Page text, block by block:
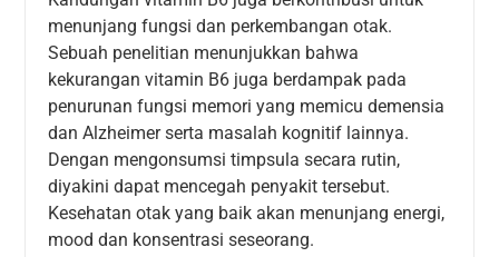
menunjang fungsi dan perkembangan otak.
Sebuah penelitian menunjukkan bahwa
kekurangan vitamin B6 juga berdampak pada
penurunan fungsi memori yang memicu demensia
dan Alzheimer serta masalah kognitif lainnya.
Dengan mengonsumsi timpsula secara rutin,
diyakini dapat mencegah penyakit tersebut.
Kesehatan otak yang baik akan menunjang energi,
mood dan konsentrasi seseorang.